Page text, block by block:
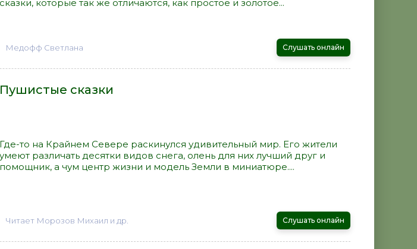
сказки, которые так же отличаются, как простое и золотое...
Медофф Светлана Слушать онлайн
Пушистые сказки
Где-то на Крайнем Севере раскинулся удивительный мир. Его жители
умеют различать десятки видов снега, олень для них лучший друг и
помощник, а чум центр жизни и модель Земли в миниатюре....
Читает Морозов Михаил и др. Слушать онлайн